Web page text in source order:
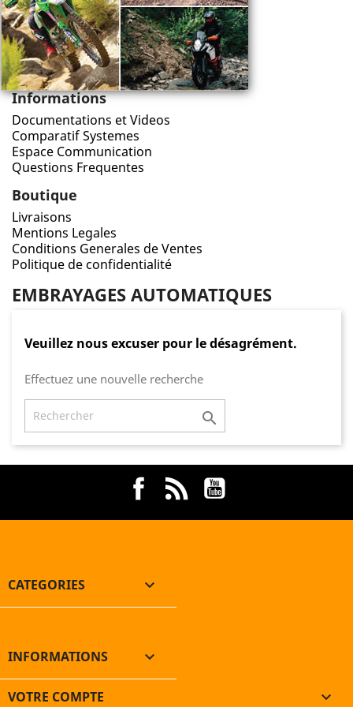
Informations
Documentations et Videos
Comparatif Systemes
Espace Communication
Questions Frequentes
Boutique
Livraisons
Mentions Legales
Conditions Generales de Ventes
Politique de confidentialité
EMBRAYAGES AUTOMATIQUES
Veuillez nous excuser pour le désagrément.
Effectuez une nouvelle recherche

Facebook
Rss
CATEGORIES 
INFORMATIONS 
VOTRE COMPTE 